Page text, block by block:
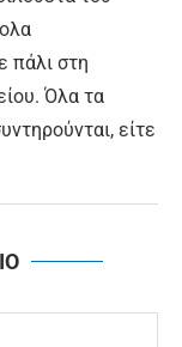
πάλι στη
Όλα τα
είτε